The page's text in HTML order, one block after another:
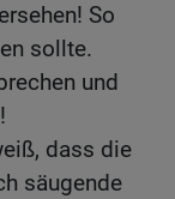
So
sollte.
und
dass die
säugende